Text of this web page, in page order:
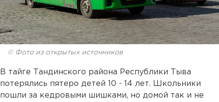
© Фото из открытых источников
В тайге Тандинского района Республики Тыва
потерялись пятеро детей 10 - 14 лет. Школьники
пошли за кедровыми шишками, но домой так и не